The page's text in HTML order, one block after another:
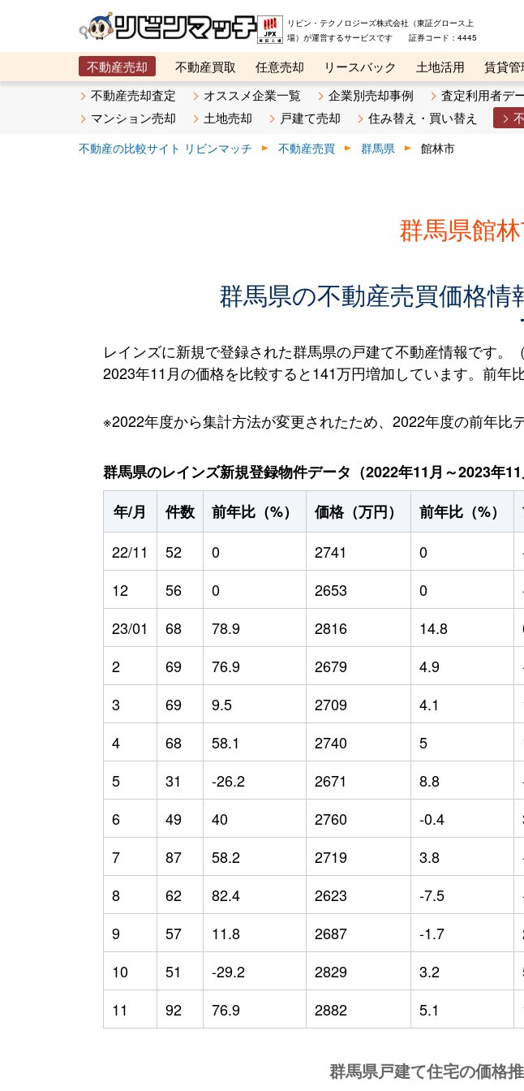
リビン・テクノロジーズ株式会社（東証グロース上
場）が運営するサービスです 証券コード：4445
不動産売却 不動産買取 任意売却 リースバック 土地活用 賃貸管
メタ住宅展示場
ベスト不動産カンパニー オンライン講座 リビンマガジ
不動産売却査定 オススメ企業一覧 企業別売却事例 査定利用者デ
マンション売却
土地売却 戸建て売却 住み替え・買い替え
不動産の比較サイト リビンマッチ 不動産売買 群馬県 館林市
群馬県館
群馬県の不動産売買価格情
レインズに新規で登録された群馬県の戸建て不動産情報です
2023年11月の価格を比較すると141万円増加しています。前年
※2022年度から集計方法が変更されたため、2022年度の前年比
群馬県のレインズ新規登録物件データ（2022年11月～2023年11
年/月
件数 前年比（%） 価格（万円） 前年比（%）
22/11
52 0 2741 0
12
56 0 2653 0
23/01
68 78.9 2816 14.8
2
69 76.9 2679 4.9
3
69 9.5 2709 4.1
4
68 58.1 2740 5
5
31 -26.2 2671 8.8
6
49 40 2760 -0.4
7
87 58.2 2719 3.8
8
62 82.4 2623 -7.5
9
57 11.8 2687 -1.7
10
51 -29.2 2829 3.2
11
92 76.9 2882 5.1